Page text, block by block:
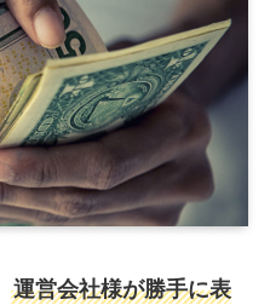
運営会社様が勝手に表